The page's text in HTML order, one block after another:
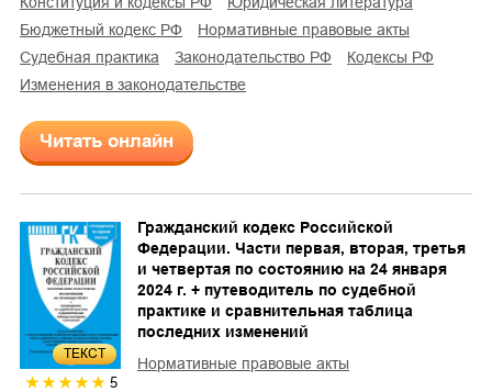
бюджетный кодекс РФ
нормативные правовые акты
судебная практика
законодательство РФ
кодексы РФ
изменения в законодательстве
Читать онлайн
ТЕКСТ
5
Гражданский кодекс Российской
Федерации. Части первая, вторая, третья
и четвертая по состоянию на 24 января
2024 г. + путеводитель по судебной
практике и сравнительная таблица
последних изменений
Нормативные правовые акты